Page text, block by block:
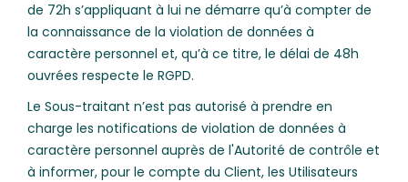
de 72h s’appliquant à lui ne démarre qu’à compter de
la connaissance de la violation de données à
caractère personnel et, qu’à ce titre, le délai de 48h
ouvrées respecte le RGPD.
Le Sous-traitant n’est pas autorisé à prendre en
charge les notifications de violation de données à
caractère personnel auprès de l'Autorité de contrôle et
à informer, pour le compte du Client, les Utilisateurs